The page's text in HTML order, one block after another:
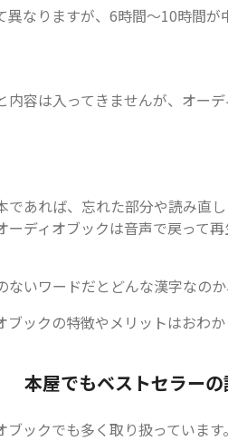
なりますが、6時間～10時間
内容は入ってきませんが、オー
あれば、忘れた部分や読み直
ーディオブックは音声で戻って
ないワードだとどんな漢字なの
ックの特徴やメリットはおわか
本屋でもベストセラー
ックでも多く取り扱っています。